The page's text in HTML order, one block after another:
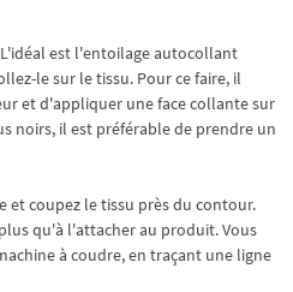
est l'entoilage autocollant
le sur le tissu. Pour ce faire, il
et d'appliquer une face collante sur
noirs, il est préférable de prendre un
et coupez le tissu près du contour.
qu'à l'attacher au produit. Vous
à coudre, en traçant une ligne